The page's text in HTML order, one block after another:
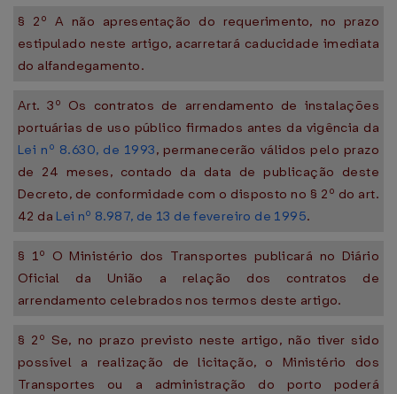
§ 2º A não apresentação do requerimento, no prazo
estipulado neste artigo, acarretará caducidade imediata
do alfandegamento.
Art. 3º Os contratos de arrendamento de instalações
portuárias de uso público firmados antes da vigência da
Lei nº 8.630, de 1993, permanecerão válidos pelo prazo
de 24 meses, contado da data de publicação deste
Decreto, de conformidade com o disposto no § 2º do art.
42 da Lei nº 8.987, de 13 de fevereiro de 1995.
§ 1º O Ministério dos Transportes publicará no Diário
Oficial da União a relação dos contratos de
arrendamento celebrados nos termos deste artigo.
§ 2º Se, no prazo previsto neste artigo, não tiver sido
possível a realização de licitação, o Ministério dos
Transportes ou a administração do porto poderá